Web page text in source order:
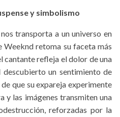
y simbolismo
transporta a un universo en
Weeknd retoma su faceta más
cantante refleja el dolor de una
un sentimiento de
que su expareja experimente
y las imágenes transmiten una
reforzadas por la